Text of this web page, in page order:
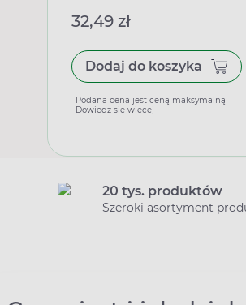
32,49 zł
Dodaj do koszyka
Podana cena jest ceną maksymalną
Dowiedz się więcej
20 tys. produktów
Szeroki asortyment